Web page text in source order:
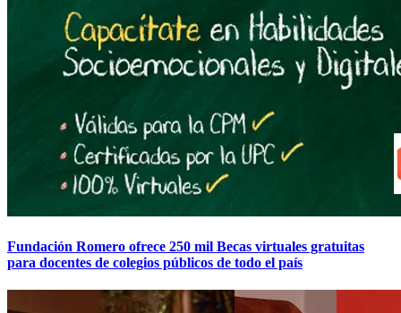
Fundación Romero ofrece 250 mil Becas virtuales gratuitas
para docentes de colegios públicos de todo el país